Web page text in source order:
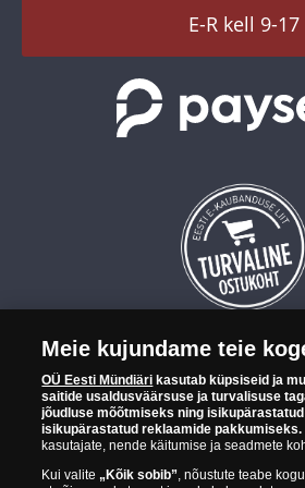
E-R kell 9-17
OÜ Eesti Mündiäri on maailma
kollektsioonimüntide ja -medalite levitaja
kuulub ettevõttele "Samlerhuset Group“.
Euroopa ühel suuremal
Group" on allüksused 14 Euroopa riigis.
Norra vanim, endine riiklik rahapaja,
Meie kujundame teie
OÜ Eesti Mündiäri kasutab küpsiseid ja
saitide usaldusväärsuse ja turvalisuse
jõudluse mõõtmiseks ning
isikupärastatud reklaamide pakkumiseks.
kasutajate, nende käitumise ja seadmete
Kui valite „Kõik sobib”, nõustute teabe